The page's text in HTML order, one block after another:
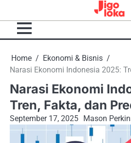
content
Home
Ekonomi & Bisnis
Narasi Ekonomi Indonesia 2025:
Narasi Ekonomi
Tren, Fakta, dan
September 17, 2025 Mason